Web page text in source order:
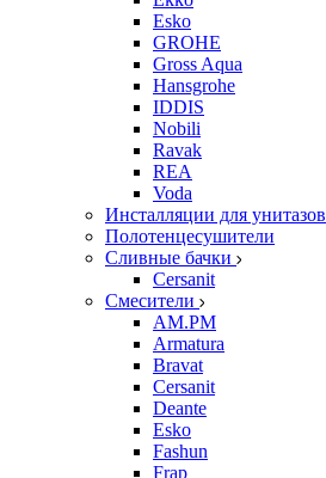
Esko
GROHE
Gross Aqua
Hansgrohe
IDDIS
Nobili
Ravak
REA
Voda
Инсталляции для унитазов
Полотенцесушители
Сливные бачки
Cersanit
Смесители
AM.PM
Armatura
Bravat
Cersanit
Deante
Esko
Fashun
Frap